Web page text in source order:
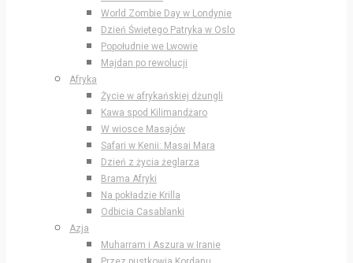
World Zombie Day w Londynie
Dzień Świętego Patryka w Oslo
Popołudnie we Lwowie
Majdan po rewolucji
Afryka
Życie w afrykańskiej dżungli
Kawa spod Kilimandżaro
W wiosce Masajów
Safari w Kenii: Masai Mara
Dzień z życia żeglarza
Brama Afryki
Na pokładzie Krilla
Odbicia Casablanki
Azja
Muharram i Aszura w Iranie